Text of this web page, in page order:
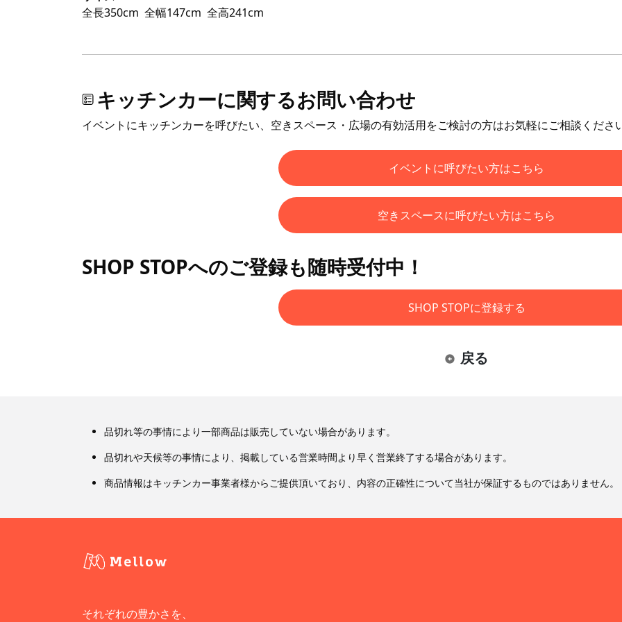
全長350cm 全幅147cm 全高241cm
キッチンカーに関するお問い合わせ
イベントにキッチンカーを呼びたい、空きスペース・広場の有効活用をご検討の方はお気軽にご相談くださ
イベントに呼びたい方はこちら
空きスペースに呼びたい方はこちら
SHOP STOPへのご登録も随時受付中！
SHOP STOPに登録する
戻る
品切れ等の事情により一部商品は販売していない場合があります。
品切れや天候等の事情により、掲載している営業時間より早く営業終了する場合があります。
商品情報はキッチンカー事業者様からご提供頂いており、内容の正確性について当社が保証するものではありません。
それぞれの豊かさを、